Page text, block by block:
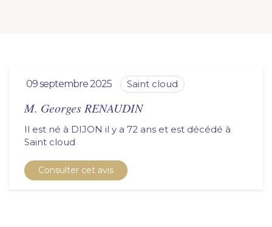
09 septembre 2025 saint cloud
M. Georges RENAUDIN
Il est né à DIJON il y a 72 ans et est décédé à
saint cloud
Consulter cet avis